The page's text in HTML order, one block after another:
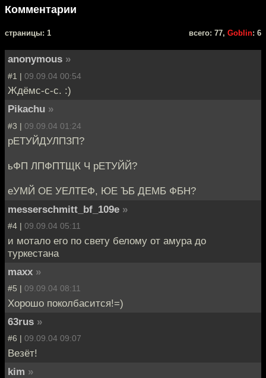
Комментарии
cтраницы: 1 всего: 77, Goblin: 6
anonymous »
#1 | 09.09.04 00:54
Ждёмс-с-с. :)
Pikachu »
#3 | 09.09.04 01:24
рЕТУЙДУЛПЗП?
ьФП ЛПФПТЩК Ч рЕТУЙЙ?
еУМЙ ОЕ УЕЛТЕФ, ЮЕ ЪБ ДЕМБ ФБН?
messerschmitt_bf_109e »
#4 | 09.09.04 05:11
и мотало его по свету белому от амура до
туркестана
maxx »
#5 | 09.09.04 08:11
Хорошо поколбасится!=)
63rus »
#6 | 09.09.04 09:07
Везёт!
kim »